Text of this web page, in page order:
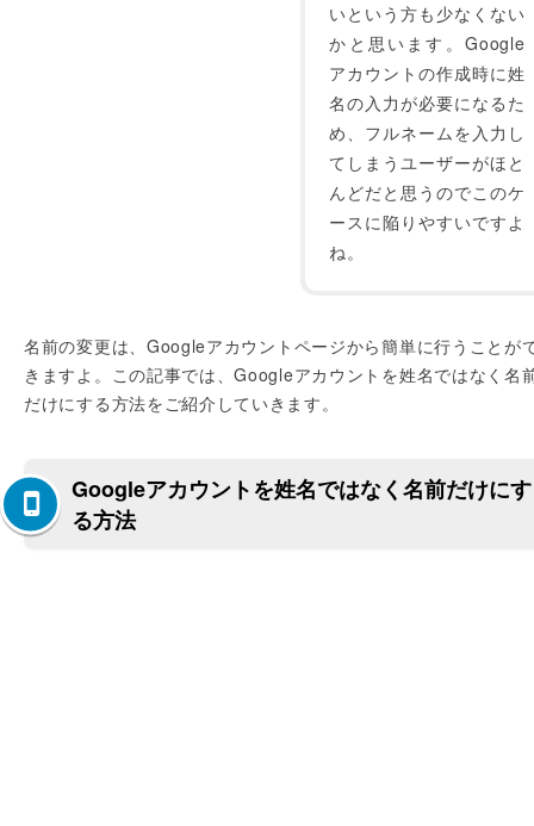
いという方も少なくない
かと思います。Google
アカウントの作成時に姓
名の入力が必要になるた
め、フルネームを入力し
てしまうユーザーがほと
んどだと思うのでこのケ
ースに陥りやすいですよ
ね。
名前の変更は、Googleアカウントページから簡単に行うことが
きますよ。この記事では、Googleアカウントを姓名ではなく名
だけにする方法をご紹介していきます。
Googleアカウントを姓名ではなく名前だけにす
る方法